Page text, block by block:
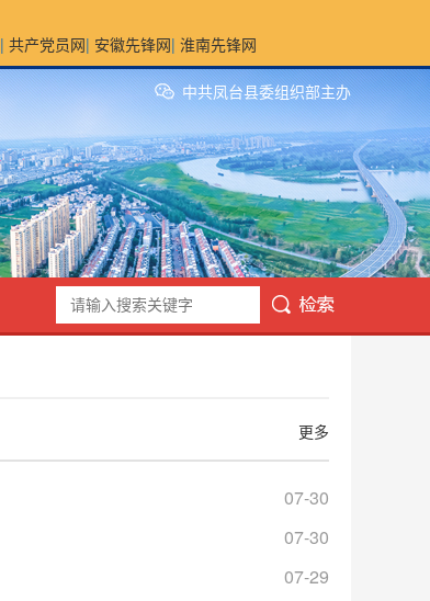
| 共产党员网| 安徽先锋网| 淮南先锋网
中共凤台县委组织部主办
更多
07-30
07-30
07-29